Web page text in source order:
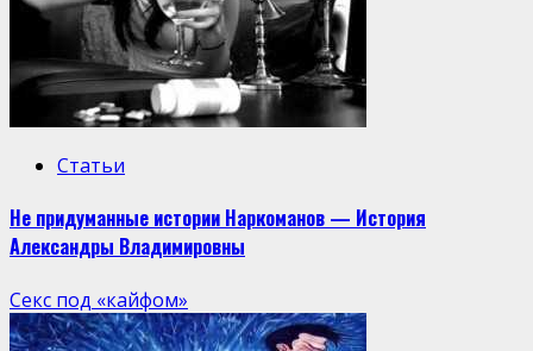
Статьи
Не придуманные истории Наркоманов — История
Александры Владимировны
Секс под «кайфом»